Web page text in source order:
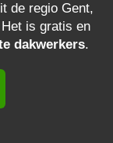
de regio Gent,
is gratis en
dakwerkers.